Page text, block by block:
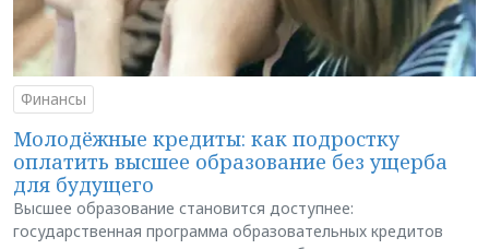
Финансы
Молодёжные кредиты: как подростку
оплатить высшее образование без ущерба
для будущего
Высшее образование становится доступнее:
государственная программа образовательных кредитов